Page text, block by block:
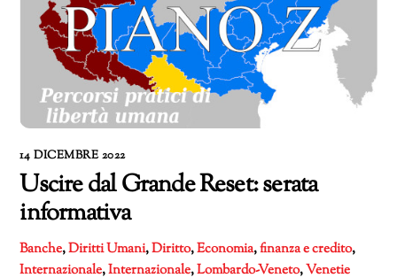
14 DICEMBRE 2022
Uscire dal Grande Reset: serata
informativa
Banche,Diritti Umani,Diritto,Economia,finanza e credito,
Internazionale,Internazionale,Lombardo-Veneto,Venetie